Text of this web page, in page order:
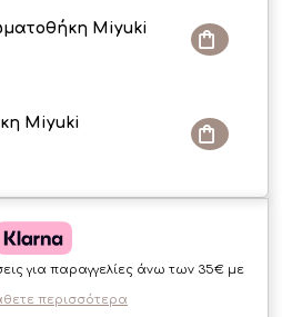
Miyuki
Miyuki
για παραγγελίες άνω των 35€ με
περισσότερα